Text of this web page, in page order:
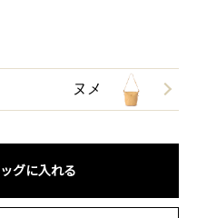
ヌメ
グに入れる